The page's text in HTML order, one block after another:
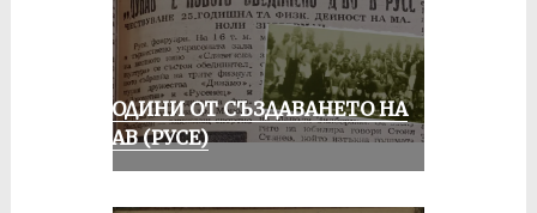
70 ГОДИНИ ОТ СЪЗДАВАНЕТО НА
ДУНАВ (РУСЕ)